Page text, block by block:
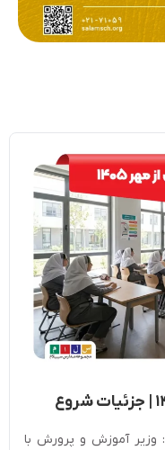
حضوری شدن مدارس در مهر ۱۴۰۵ | جزئیات شروع
اطلاعیه مهم | به‌روزرسانی ۱۱ مرداد ۱۴۰۵: وزیر آموزش و پرورش با